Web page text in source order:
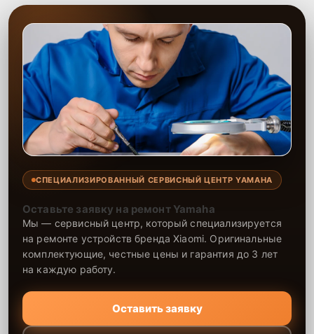
СПЕЦИАЛИЗИРОВАННЫЙ СЕРВИСНЫЙ ЦЕНТР YAMAHA
Оставьте заявку на ремонт Yamaha
Мы — сервисный центр, который специализируется
на ремонте устройств бренда Xiaomi. Оригинальные
комплектующие, честные цены и гарантия до 3 лет
на каждую работу.
Оставить заявку